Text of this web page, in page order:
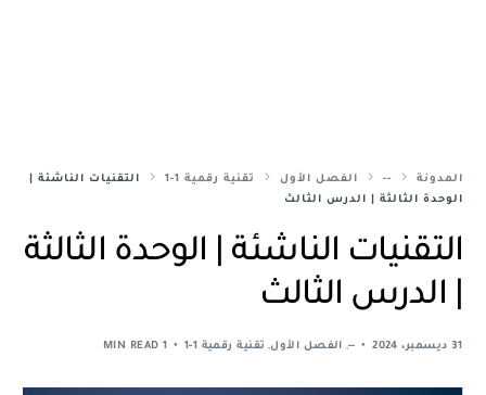
المدونة -- الفصل الأول تقنية رقمية 1-1
التقنيات الناشئة |
الوحدة الثالثة | الدرس الثالث
التقنيات الناشئة | الوحدة الثالثة
| الدرس الثالث
31 ديسمبر، 2024 --
, الفصل الأول, تقنية رقمية 1-1 1 MIN READ